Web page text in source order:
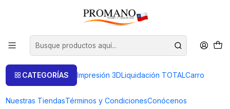
CATEGORÍAS Impresión 3DLiquidación TOTALCarro
Nuestras TiendasTérminos y CondicionesConócenos
Inicio Pulido Brillo Discos
DISCO DIAMANTADO 12 PULGADAS PARA LAPIDACION